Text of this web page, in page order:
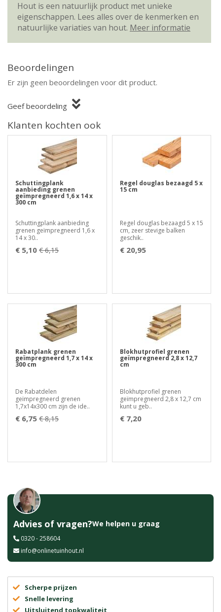
Hout is een natuurlijk product met unieke
eigenschappen. Lees alles over de kenmerken en
natuurlijke variaties van hout. Meer informatie
Beoordelingen
Er zijn geen beoordelingen voor dit product.
Geef beoordeling
Klanten kochten ook
Schuttingplank
aanbieding grenen
geïmpregneerd 1,6 x 14 x
300 cm
Schuttingplank aanbieding
grenen geïmpregneerd 1,6 x
14 x 30..
€ 5,10 € 6,15
Regel douglas bezaagd 5 x
15 cm
Regel douglas bezaagd 5 x 15
cm, zeer stevige balken
geschik..
€ 20,95
Rabatplank grenen
geïmpregneerd 1,7 x 14 x
300 cm
De Rabatdelen
geïmpregneerd grenen
1,7x14x300 cm zijn de ide..
€ 6,75 € 8,15
Blokhutprofiel grenen
geïmpregneerd 2,8 x 12,7
cm
Blokhutprofiel grenen
geïmpregneerd 2,8 x 12,7 cm
kunt u geb..
€ 7,20
Advies of vragen?We helpen u graag
0320 - 258604
info@onlinetuinhout.nl
Scherpe prijzen
Snelle levering
Uitsluitend topkwaliteit